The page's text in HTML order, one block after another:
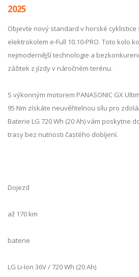
2025
Objevte nový standard v horské cyklistice
elektrokolem e-Full 10.10-PRO. Toto kolo
nejmodernější technologie a
zážitek z jízdy v náročném terénu.
S výkonným motorem PANASONIC GX
95 Nm získáte neuvěřitelnou sílu pro
Baterie LG 720 Wh (20 Ah) vám poskytne
trasy bez nutnosti častého dobíjení.
Dojezd
až 170 km
baterie
LG Li-Ion 36V / 720 Wh (20 Ah)